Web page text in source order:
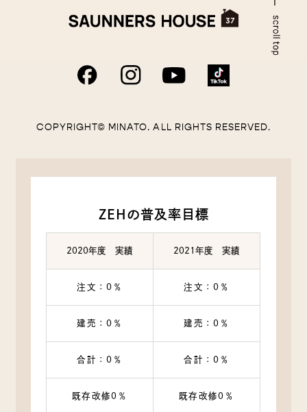
COPYRIGHT© MINATO. ALL RIGHTS RESERVED.
ZEHの普及率目標
2020年度 実績 2021年度 実績
注文：0％ 注文：0％
建売：0％ 建売：0％
合計：0％ 合計：0％
既存改修0％ 既存改修0％